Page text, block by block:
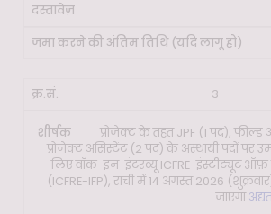
3
प्रोजेक्ट के तहत JPF (1 पद),
प्रोजेक्ट असिस्टेंट (2 पद) के अस्थायी पदों पर
लिए वॉक-इन-इंटरव्यू ICFRE-इंस्टीट्यूट ऑफ़
(ICFRE-IFP), रांची में 14 अगस्त 2026
जाएगा